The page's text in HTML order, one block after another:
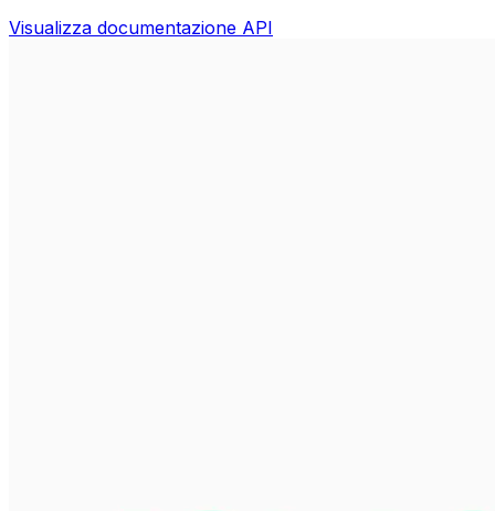
Visualizza documentazione API